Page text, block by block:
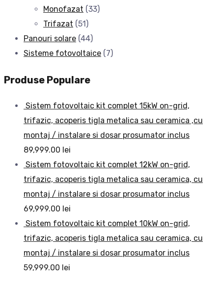
Monofazat (33)
Trifazat (51)
Panouri solare (44)
Sisteme fotovoltaice (7)
Produse Populare
Sistem fotovoltaic kit complet 15kW on-grid,
trifazic, acoperis tigla metalica sau ceramica ,cu
montaj / instalare si dosar prosumator inclus
89,999.00 lei
Sistem fotovoltaic kit complet 12kW on-grid,
trifazic, acoperis tigla metalica sau ceramica, cu
montaj / instalare si dosar prosumator inclus
69,999.00 lei
Sistem fotovoltaic kit complet 10kW on-grid,
trifazic, acoperis tigla metalica sau ceramica, cu
montaj / instalare si dosar prosumator inclus
59,999.00 lei